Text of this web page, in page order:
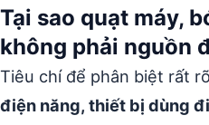
Tại sao quạt máy,
không phải nguồn
Tiêu chí để phân biệt rất
điện năng, thiết bị dùng